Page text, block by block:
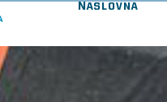
Naslovna